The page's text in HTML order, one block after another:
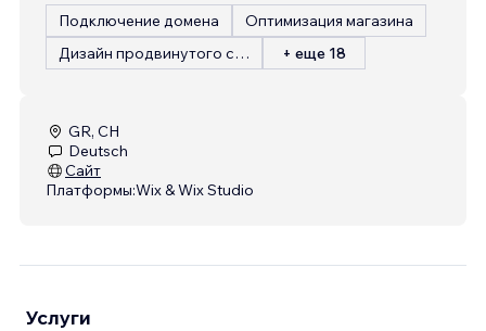
Подключение домена
Оптимизация магазина
Дизайн продвинутого сайта
+ еще 18
GR, CH
Deutsch
Сайт
Платформы:Wix & Wix Studio
Услуги